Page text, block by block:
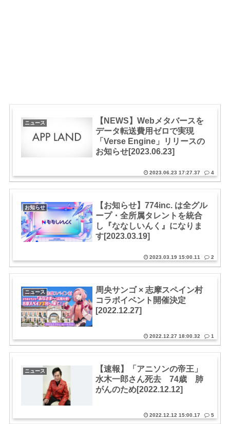
ニュース
【NEWS】Webメタバースを
データ転送費用ゼロで実現
「Verse Engine」リリースの
お知らせ[2023.06.23]
2023.06.23 17:27.37 4
お知らせ
【お知らせ】774inc. は全グル
ープ・全所属タレントを統合
し『ななしいんく』になりま
す[2023.03.19]
2023.03.19 15:00.11 2
ニュース
周央サンゴ × 志摩スペイン村
コラボイベント開催決定
[2022.12.27]
2022.12.27 18:00.32 1
ニュース
【速報】「アニソンの帝王」
水木一郎さん死去 74歳 肺
がんのため[2022.12.12]
2022.12.12 15:00.17 5